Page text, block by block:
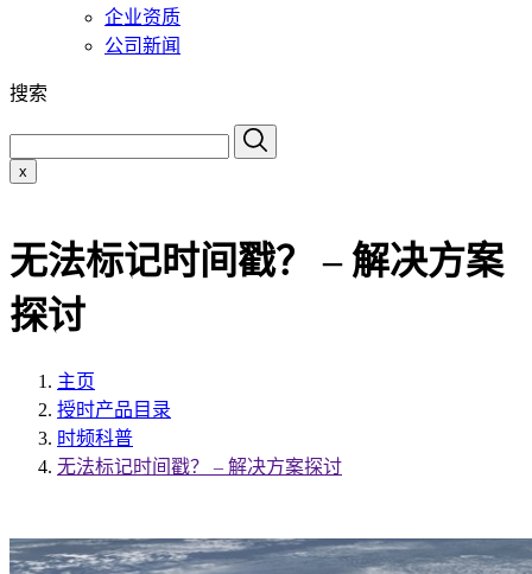
企业资质
公司新闻
搜索
x
无法标记时间戳？ – 解决方案
探讨
主页
授时产品目录
时频科普
无法标记时间戳？ – 解决方案探讨